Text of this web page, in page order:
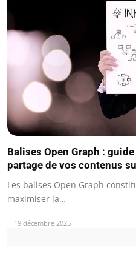
Balises Open Graph :
partage de vos contenus
Les balises Open Graph
maximiser la…
19 décembre 2025